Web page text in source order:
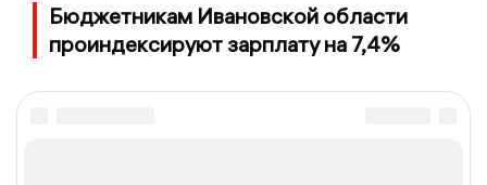
Бюджетникам Ивановской области
проиндексируют зарплату на 7,4%